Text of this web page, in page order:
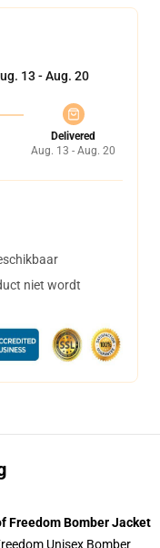
13 - Aug. 20
Delivered
Aug. 13 - Aug. 20
niet wordt
Freedom Bomber Jacket